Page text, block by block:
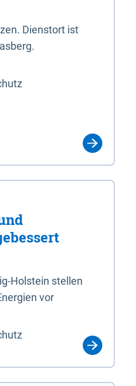
Dienstort ist
Holstein stellen
vor